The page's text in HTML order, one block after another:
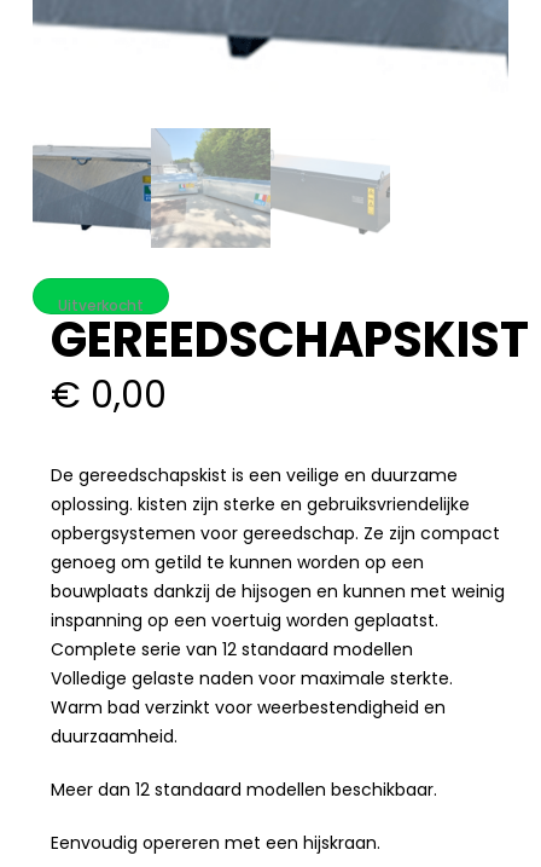
GEREEDSCHAPSKIST
€ 0,00
De gereedschapskist is een veilige en duurzame
oplossing. kisten zijn sterke en gebruiksvriendelijke
opbergsystemen voor gereedschap. Ze zijn compact
genoeg om getild te kunnen worden op een
bouwplaats dankzij de hijsogen en kunnen met weinig
inspanning op een voertuig worden geplaatst.
Complete serie van 12 standaard modellen
Volledige gelaste naden voor maximale sterkte.
Warm bad verzinkt voor weerbestendigheid en
duurzaamheid.
Meer dan 12 standaard modellen beschikbaar.
Eenvoudig opereren met een hijskraan.
Uitverkocht